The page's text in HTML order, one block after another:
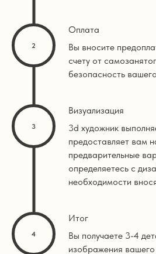
Оплата
Вы вносите
счету от
безопасность
Визуализация
3d художник
предоставляет вам
предварительные
определяетесь с
необходимости
Итог
Вы получаете 3-4
изображения